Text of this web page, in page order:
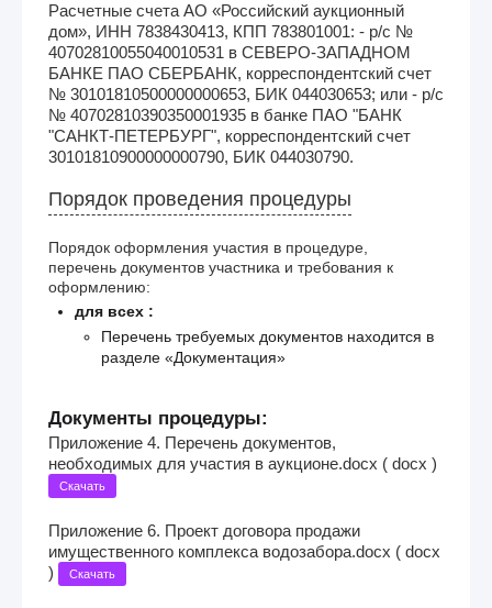
Расчетные счета АО «Российский аукционный
дом», ИНН 7838430413, КПП 783801001: - р/с №
40702810055040010531 в СЕВЕРО-ЗАПАДНОМ
БАНКЕ ПАО СБЕРБАНК, корреспондентский счет
№ 30101810500000000653, БИК 044030653; или - р/с
№ 40702810390350001935 в банке ПАО "БАНК
"САНКТ-ПЕТЕРБУРГ", корреспондентский счет
30101810900000000790, БИК 044030790.
Порядок проведения процедуры
Порядок оформления участия в процедуре,
перечень документов участника и требования к
оформлению:
для всех :
Перечень требуемых документов находится в
разделе «Документация»
Документы процедуры:
Приложение 4. Перечень документов,
необходимых для участия в аукционе.docx ( docx )
Скачать
Приложение 6. Проект договора продажи
имущественного комплекса водозабора.docx ( docx
)
Скачать